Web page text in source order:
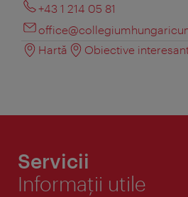
+43 1 214 05 81
Hartă
Obiective
Servicii
Informaţii utile